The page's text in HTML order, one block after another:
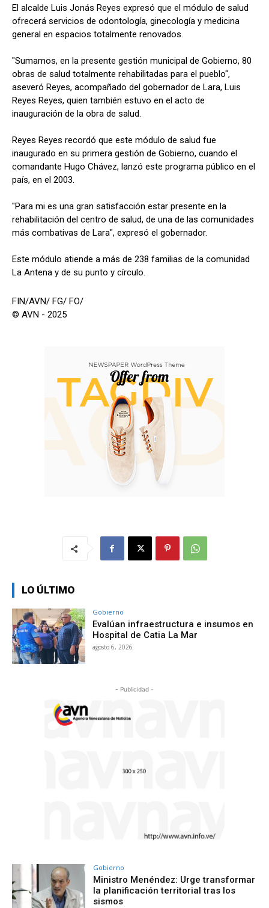
El alcalde Luis Jonás Reyes expresó que el módulo de salud
ofrecerá servicios de odontología, ginecología y medicina
general en espacios totalmente renovados.
"Sumamos, en la presente gestión municipal de Gobierno, 80
obras de salud totalmente rehabilitadas para el pueblo",
aseveró Reyes, acompañado del gobernador de Lara, Luis
Reyes Reyes, quien también estuvo en el acto de
inauguración de la obra de salud.
Reyes Reyes recordó que este módulo de salud fue
inaugurado en su primera gestión de Gobierno, cuando el
comandante Hugo Chávez, lanzó este programa público en el
país, en el 2003.
"Para mi es una gran satisfacción estar presente en la
rehabilitación del centro de salud, de una de las comunidades
más combativas de Lara", expresó el gobernador.
Este módulo atiende a más de 238 familias de la comunidad
La Antena y de su punto y círculo.
FIN/AVN/ FG/ FO/
© AVN - 2025
LO ÚLTIMO
Gobierno
Evalúan infraestructura e insumos en
Hospital de Catia La Mar
agosto 6, 2026
- Publicidad -
Gobierno
Ministro Menéndez: Urge transformar
la planificación territorial tras los
sismos